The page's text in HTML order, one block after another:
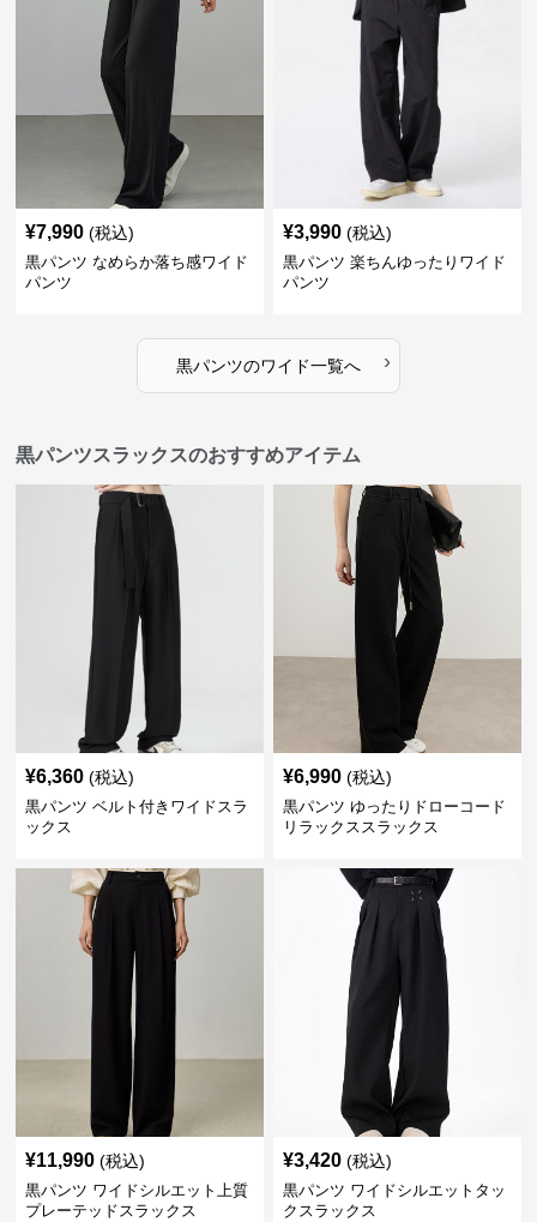
¥7,990 (税込)
黒パンツ なめらか落ち感ワイド
パンツ
¥3,990 (税込)
黒パンツ 楽ちんゆったりワイド
パンツ
黒パンツのワイド一覧へ ›
黒パンツスラックスのおすすめアイテム
¥6,360 (税込)
黒パンツ ベルト付きワイドスラ
ックス
¥6,990 (税込)
黒パンツ ゆったりドローコード
リラックススラックス
¥11,990 (税込)
黒パンツ ワイドシルエット上質
プレーテッドスラックス
¥3,420 (税込)
黒パンツ ワイドシルエットタッ
クスラックス